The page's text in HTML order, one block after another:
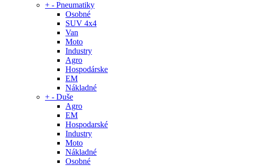
+ - Pneumatiky
Osobné
SUV 4x4
Van
Moto
Industry
Agro
Hospodárske
EM
Nákladné
+ - Duše
Agro
EM
Hospodarské
Industry
Moto
Nákladné
Osobné